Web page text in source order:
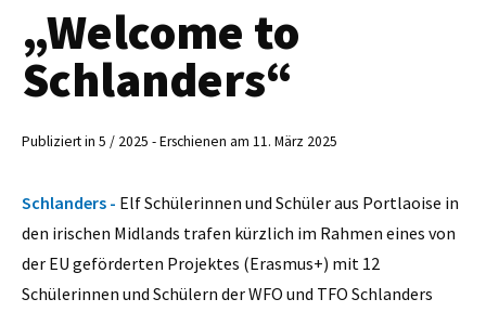
„Welcome to
Schlanders“
Publiziert in 5 / 2025 - Erschienen am 11. März 2025
Schlanders - Elf Schülerinnen und Schüler aus Portlaoise in
den irischen Midlands trafen kürzlich im Rahmen eines von
der EU geförderten Projektes (Erasmus+) mit 12
Schülerinnen und Schülern der WFO und TFO Schlanders